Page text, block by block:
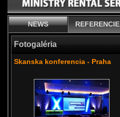
NEWS REFERENCIE
Fotogaléria
Skanska konferencia - Praha